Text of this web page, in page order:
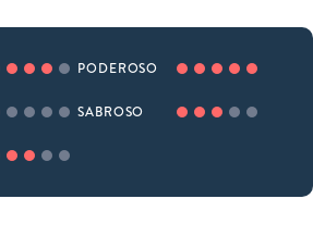
PODEROSO
SABROSO